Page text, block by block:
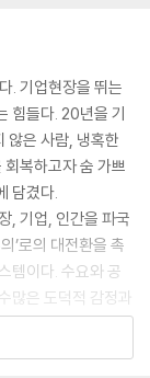
랜 세월 나의 출생
의 개인적 출세가
전할 것이라는 믿음
감에 상처를 입지
사람이다!”라는
, 내 회사가 바로 내
다. 이렇게 배려에
서 창의와 자율로
다. (250쪽)
이 된 ‘홀푸드마
가장 일하고 싶은 1
널]에서 실시한 기
었다. 2008년 금
의 매출신장을 기
모델로 각광받고
주 이익의 극대
존 매키는 “사람은
존재할 수가 없다.
익만 내려고 존재
받지 못하는 ‘이
점을 존 매키는 상세
. 기업현장을 뛰는
힘들다. 20년을 기
않은 사람, 냉혹한
복하고자 숨 가쁘
담겼다.
, 기업, 인간을 파국
’로의 대전환을 촉
템이다. 수요와 공
많은 도덕적 감정과
작동하는 공간, 그
기업이라고 특별